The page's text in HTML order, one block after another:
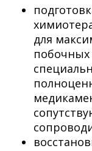
для
побочных